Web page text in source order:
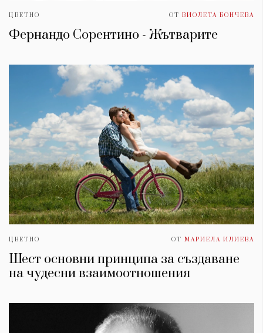
ЦВЕТНО ОТ ВИОЛЕТА БОНЧЕВА
Фернандо Сорентино - Жътварите
ЦВЕТНО ОТ МАРИЕЛА ИЛИЕВА
Шест основни принципа за създаване
на чудесни взаимоотношения